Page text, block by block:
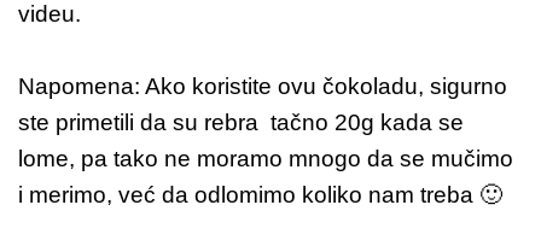
videu.
Napomena: Ako koristite ovu čokoladu, sigurno
ste primetili da su rebra tačno 20g kada se
lome, pa tako ne moramo mnogo da se mučimo
i merimo, već da odlomimo koliko nam treba 🙂